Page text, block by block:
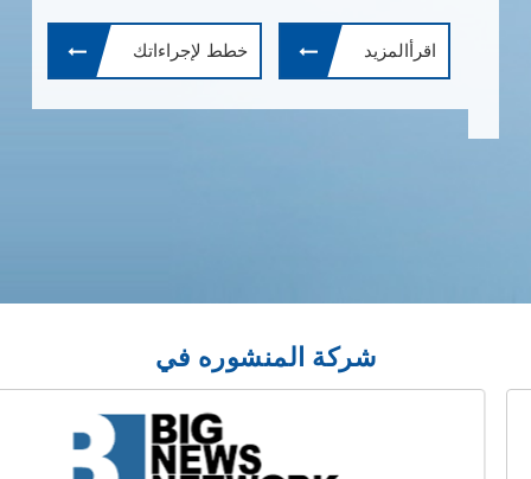
اقرأالمزيد خطط لإجراءاتك
شركة المنشوره في